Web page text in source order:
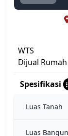
WTS
Dijual
Spesifikasi
Luas Tanah
Luas